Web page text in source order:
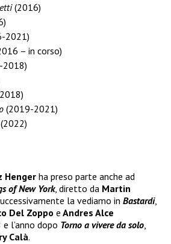
(2016)
2021)
– in corso)
(2019-2021)
(2022)
Henger ha preso parte anche ad
of New York, diretto da Martin
la vediamo in Bastardi,
Del Zoppo e Andres Alce
l’anno dopo Torno a vivere da solo,
Calà.